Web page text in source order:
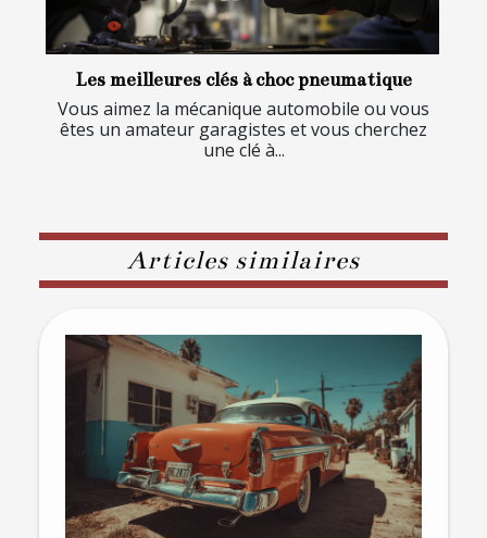
Les meilleures clés à choc pneumatique
Vous aimez la mécanique automobile ou vous
êtes un amateur garagistes et vous cherchez
une clé à...
Articles similaires